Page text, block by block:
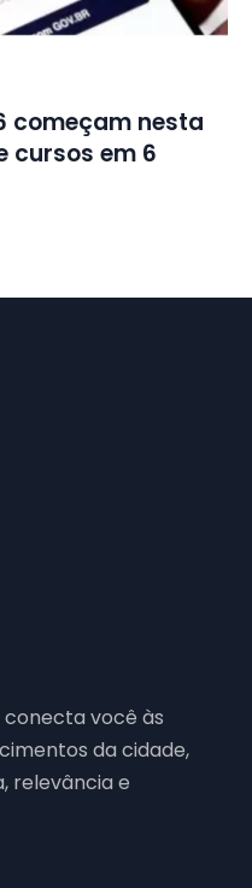
começam nesta
cursos em 6
conecta você às
da cidade,
relevância e